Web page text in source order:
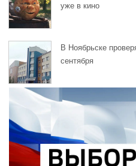
уже в кино
В Ноябрьске
сентября